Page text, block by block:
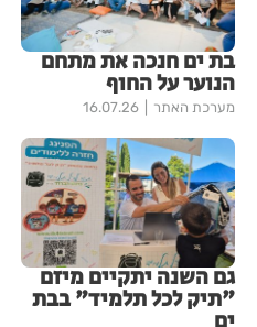
בת ים חנכה את מתחם
הנוער על החוף
מערכת האתר 16.07.26
גם השנה יתקיים מיזם
"תיק לכל תלמיד" בבת